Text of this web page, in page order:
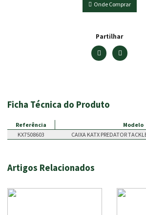
Onde Comprar
Partilhar
Ficha Técnica do Produto
Referência
Modelo
KX7508603
CAIXA KATX PREDATOR
Artigos Relacionados